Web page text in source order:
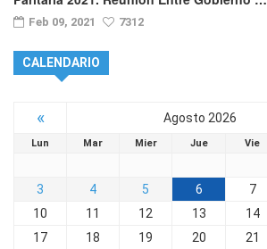
Feb 09, 2021 7312
CALENDARIO
« Agosto 2026
Lun Mar Mier Jue Vie
3
4 5 6 7
10
11 12 13 14
17
18 19 20 21